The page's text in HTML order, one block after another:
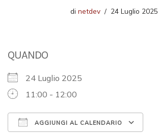
di netdev 24 Luglio 2025
QUANDO
24 Luglio 2025
11:00 - 12:00
AGGIUNGI AL CALENDARIO